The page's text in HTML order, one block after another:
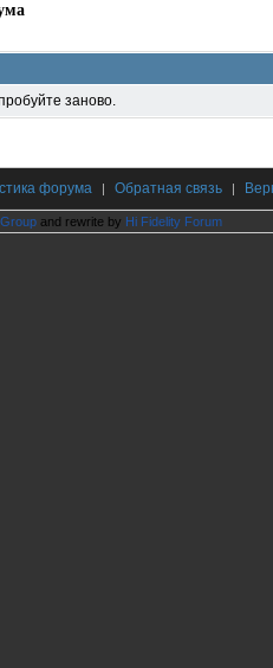
заново.
форума | Обратная связь |
and rewrite by Hi Fidelity Forum